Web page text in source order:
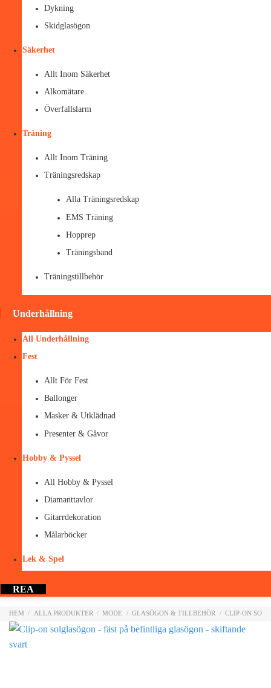
Dykning
Skidglasögon
Säkerhet
Allt Inom Säkerhet
Alkomätare
Överfallslarm
Träning
Allt Inom Träning
Träningsredskap
Alla Träningsredskap
EMS Träning
Hopprep
Träningsband
Träningstillbehör
Underhållning
All Underhållning
Fest
Allt För Fest
Ballonger
Masker & Utklädnad
Presenter & Gåvor
Hobby & Pyssel
All Hobby & Pyssel
Diamanttavlor
Gitarrdekoration
Målarböcker
Lek & Spel
REA
HEM / ALLA PRODUKTER / MODE / GLASÖGON & TILLBEHÖR / CLIP-ON